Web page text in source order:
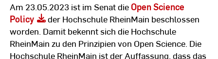
Science
Policy
Am 23.05.2023 ist im Senat die Open Science
Policy
der Hochschule RheinMain beschlossen
worden. Damit bekennt sich die Hochschule
RheinMain zu den Prinzipien von Open Science. Die
Hochschule RheinMain ist der Auffassung, dass das